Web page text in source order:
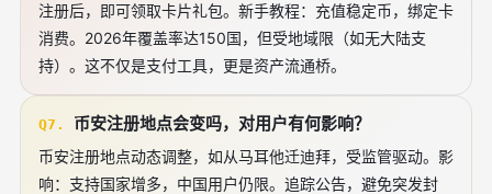
注册后，即可领取卡片礼包。新手教程：充值稳定币，绑定卡
消费。2026年覆盖率达150国，但受地域限（如无大陆支
持）。这不仅是支付工具，更是资产流通桥。
Q7. 币安注册地点会变吗，对用户有何影响？
币安注册地点动态调整，如从马耳他迁迪拜，受监管驱动。影
响：支持国家增多，中国用户仍限。追踪公告，避免突发封